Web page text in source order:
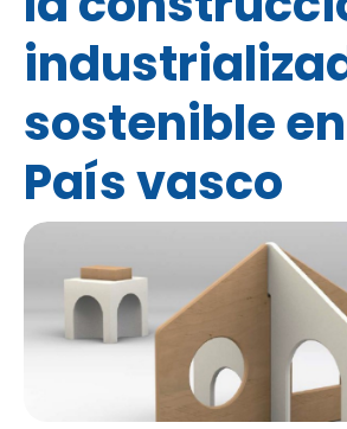
sostenible
País vasco